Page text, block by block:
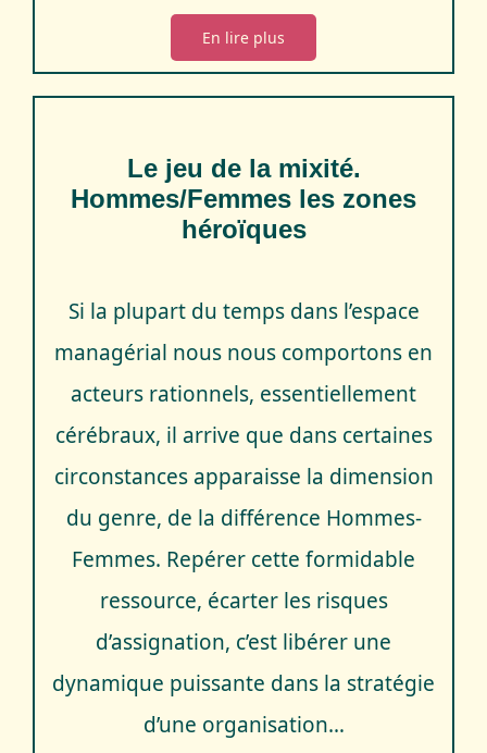
En lire plus
Le jeu de la mixité.
Hommes/Femmes les zones
héroïques
Si la plupart du temps dans l’espace
managérial nous nous comportons en
acteurs rationnels, essentiellement
cérébraux, il arrive que dans certaines
circonstances apparaisse la dimension
du genre, de la différence Hommes-
Femmes. Repérer cette formidable
ressource, écarter les risques
d’assignation, c’est libérer une
dynamique puissante dans la stratégie
d’une organisation…